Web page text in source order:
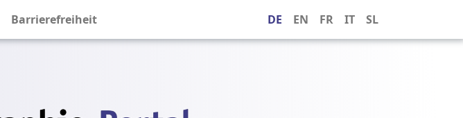
Barrierefreiheit DE EN FR IT SL